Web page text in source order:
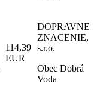
114,39
EUR
DOPRAVNE
ZNACENIE,
s.r.o.
Obec Dobrá
Voda